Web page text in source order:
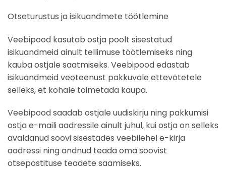
Otseturustus ja isikuandmete töötlemine
Veebipood kasutab ostja poolt sisestatud
isikuandmeid ainult tellimuse töötlemiseks ning
kauba ostjale saatmiseks. Veebipood edastab
isikuandmeid veoteenust pakkuvale ettevõtetele
selleks, et kohale toimetada kaupa.
Veebipood saadab ostjale uudiskirju ning pakkumisi
ostja e-maili aadressile ainult juhul, kui ostja on selleks
avaldanud soovi sisestades veebilehel e-kirja
aadressi ning andnud teada oma soovist
otsepostituse teadete saamiseks.